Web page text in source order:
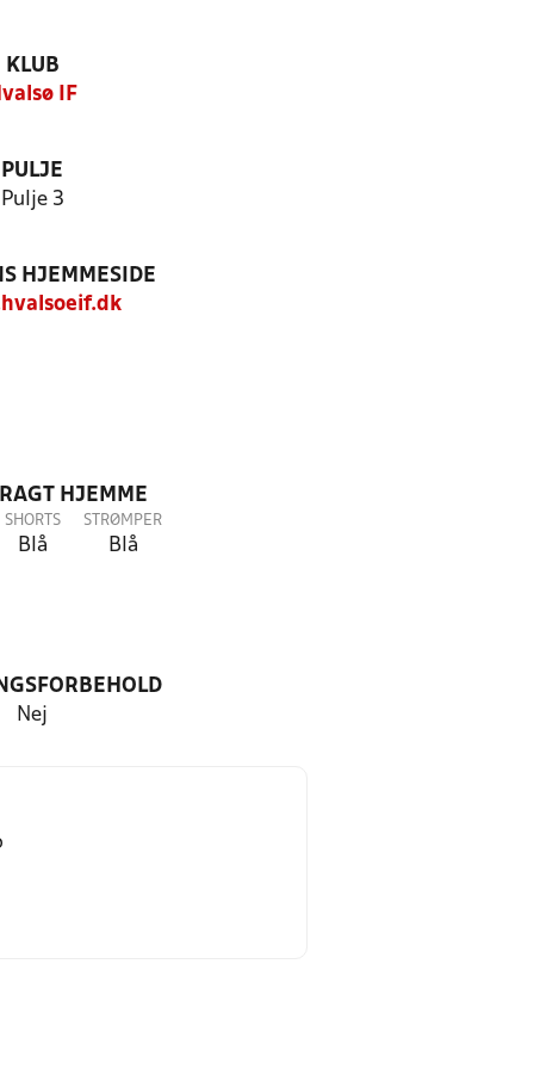
KLUB
IF
PULJE
Pulje 3
HJEMMESIDE
HJEMME
SHORTS
Blå
STRØMPER
Blå
Nej